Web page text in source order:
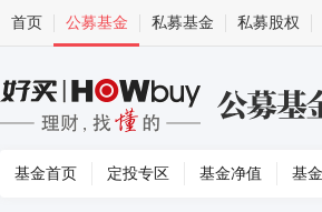
首页 公募基金 私募基金 私募股权
基金首页 定投专区 基金净值 基